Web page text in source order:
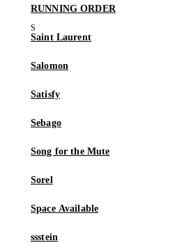
RUNNING ORDER
Saint Laurent
Salomon
Satisfy
Sebago
Song for the Mute
Sorel
Space Available
ssstein